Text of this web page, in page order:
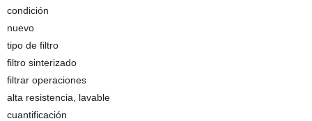
condición
nuevo
tipo de filtro
filtro sinterizado
filtrar operaciones
alta resistencia, lavable
cuantificación